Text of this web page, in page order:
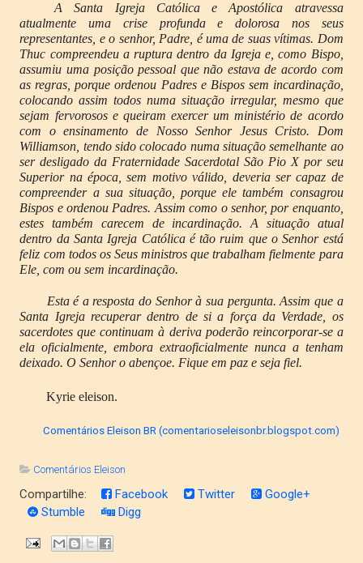
A Santa Igreja Católica e Apostólica atravessa
atualmente uma crise profunda e dolorosa nos seus
representantes, e o senhor, Padre, é uma de suas vítimas. Dom
Thuc compreendeu a ruptura dentro da Igreja e, como Bispo,
assumiu uma posição pessoal que não estava de acordo com
as regras, porque ordenou Padres e Bispos sem incardinação,
colocando assim todos numa situação irregular, mesmo que
sejam fervorosos e queiram exercer um ministério de acordo
com o ensinamento de Nosso Senhor Jesus Cristo. Dom
Williamson, tendo sido colocado numa situação semelhante ao
ser desligado da Fraternidade Sacerdotal São Pio X por seu
Superior na época, sem motivo válido, deveria ser capaz de
compreender a sua situação, porque ele também consagrou
Bispos e ordenou Padres. Assim como o senhor, por enquanto,
estes também carecem de incardinação. A situação atual
dentro da Santa Igreja Católica é tão ruim que o Senhor está
feliz com todos os Seus ministros que trabalham fielmente para
Ele, com ou sem incardinação.
Esta é a resposta do Senhor à sua pergunta. Assim que a
Santa Igreja recuperar dentro de si a força da Verdade, os
sacerdotes que continuam à deriva poderão reincorporar-se a
ela oficialmente, embora extraoficialmente nunca a tenham
deixado. O Senhor o abençoe. Fique em paz e seja fiel.
Kyrie eleison.
Comentários Eleison BR (comentarioseleisonbr.blogspot.com)
Comentários Eleison
Compartilhe: Facebook Twitter
Google+
Stumble
Digg